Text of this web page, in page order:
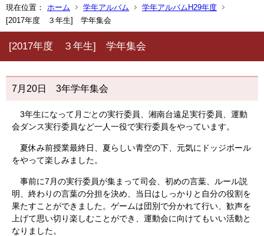
現在位置： ホーム 学年アルバム
学年アルバムH29年度
[2017年度 ３年生] 学年集会
[2017年度 ３年生] 学年集会
7月20日 3年学年集会
3年生になって月ごとの実行委員、湘南台遠足実行委員、運動
会ダンス実行委員など一人一役で実行委員をやっています。
夏休み前授業最終日、夏らしい青空の下、元気にドッジボール
をやって楽しみました。
事前に7月の実行委員が集まって司会、初めの言葉、ルール説
明、終わりの言葉の分担を決め、当日はしっかりと自分の役割を
果たすことができました。ゲームは団別で分かれて行い、歓声を
上げて思い切り楽しむことができ、運動会に向けてもいい活動と
なりました。